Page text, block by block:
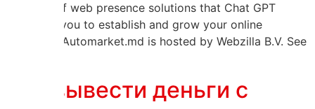
provider of web presence solutions that Chat GPT
empower you to establish and grow your online
presence. Automarket.md is hosted by Webzilla B.V. See
Как вывести деньги с